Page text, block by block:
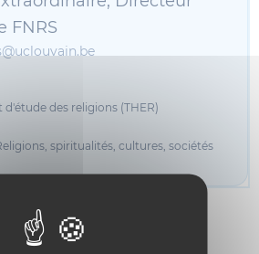
FNRS
des religions (THER)
spiritualités, cultures, sociétés
Curriculum vitae